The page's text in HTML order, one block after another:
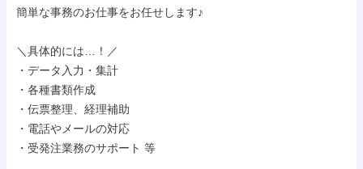
簡単な事務のお仕事をお任せします♪
＼具体的には…！／
・データ入力・集計
・各種書類作成
・伝票整理、経理補助
・電話やメールの対応
・受発注業務のサポート 等